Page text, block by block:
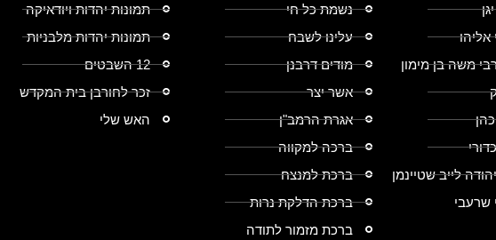
משה בן מימון
לייב שטיינמן
שרעבי
נשמת כל חי
עלינו לשבח
מודים דרבנן
אשר יצר
אגרת הרמב"ן
ברכה למקווה
ברכת למנצח
ברכת הדלקת נרות
ברכת מזמור לתודה
תמונות יהדות ויודאיקה
תמונות יהדות מלבניות
12 השבטים
זכר לחורבן בית המקדש
האש שלי